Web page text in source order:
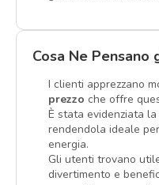
Cosa Ne Pensano
I clienti apprezzano
prezzo che offre
È stata evidenziata la
rendendola ideale
energia.
Gli utenti trovano
divertimento e